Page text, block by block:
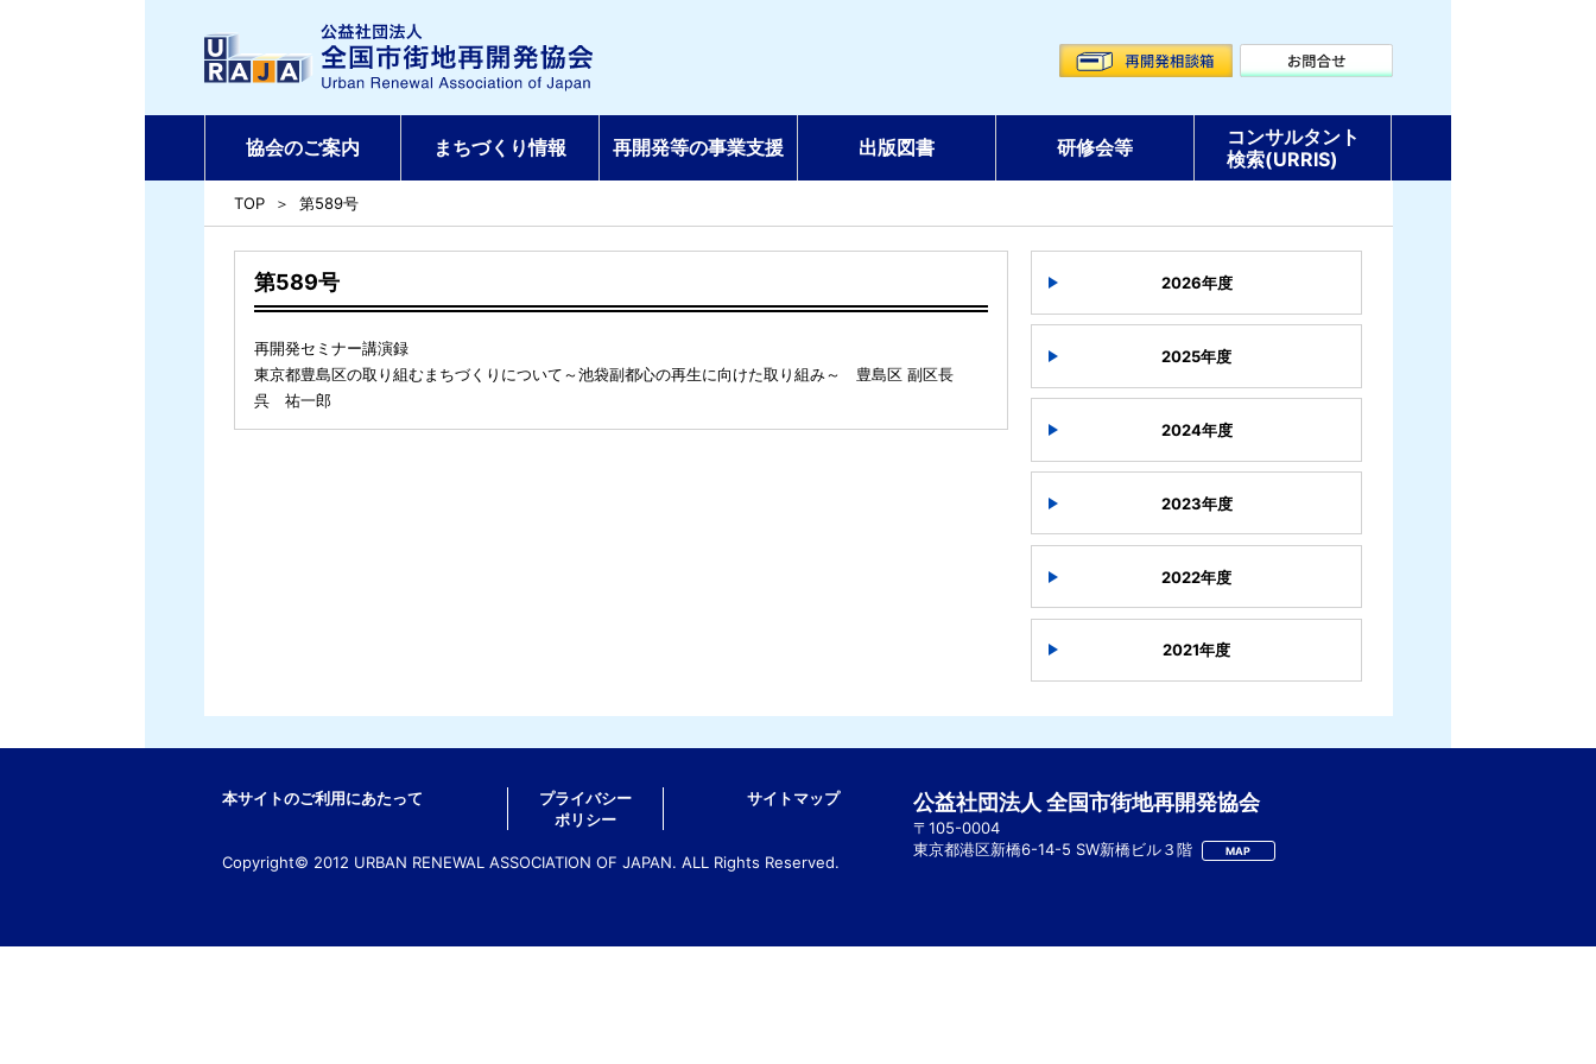
協会のご案内 まちづくり情報 再開発等の事業支援 出版図書 研修会等
コンサルタント
検索(URRIS)
TOP 第589号
第589号
再開発セミナー講演録
東京都豊島区の取り組むまちづくりについて～池袋副都心の再生に向けた取り組み～ 豊島区 副区長
呉 祐一郎
2026年度
2025年度
2024年度
2023年度
2022年度
2021年度
本サイトのご利用にあたって
プライバシー
ポリシー
サイトマップ
Copyright© 2012 URBAN RENEWAL ASSOCIATION OF JAPAN. ALL Rights Reserved.
公益社団法人 全国市街地再開発協会
〒105-0004
東京都港区新橋6-14-5 SW新橋ビル３階
MAP